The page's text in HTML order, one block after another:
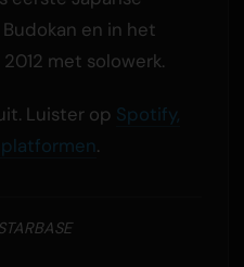
en in het
met solowerk.
Luister op Spotify,
.